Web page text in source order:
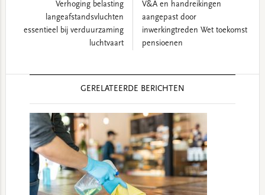
Verhoging belasting
langeafstandsvluchten
essentieel bij verduurzaming
luchtvaart
V&A en handreikingen
aangepast door
inwerkingtreden Wet toekomst
pensioenen
GERELATEERDE BERICHTEN